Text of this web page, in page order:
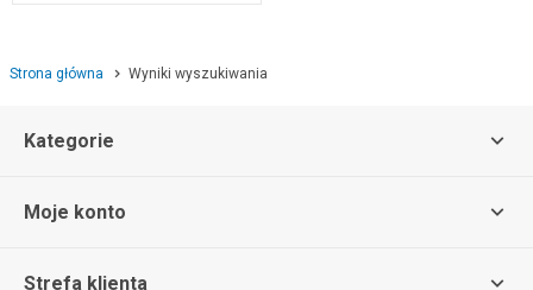
Strona główna Wyniki wyszukiwania
Kategorie
Moje konto
Strefa klienta